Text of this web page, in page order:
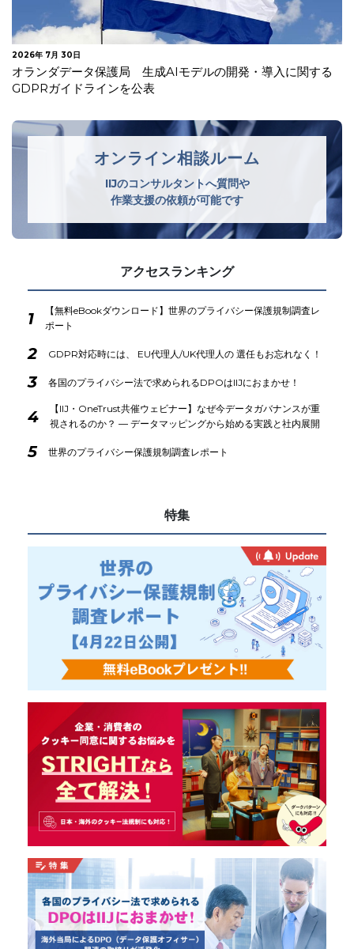
2026年 7月 23日
フランスCNIL 雇用主が従業員等の活動を監視する際に遵守
すべき3つの要件を解説
オンライン相談ルーム
IIJのコンサルタントへ質問や
作業支援の依頼が可能です
アクセスランキング
1
【無料eBookダウンロード】世界のプライバシー保護規制調査レ
ポート
2 GDPR対応時には、 EU代理人/UK代理人の 選任もお忘れなく！
3 各国のプライバシー法で求められるDPOはIIJにおまかせ！
4
【IIJ・OneTrust共催ウェビナー】なぜ今データガバナンスが重
視されるのか？ ― データマッピングから始める実践と社内展開
5 世界のプライバシー保護規制調査レポート
特集